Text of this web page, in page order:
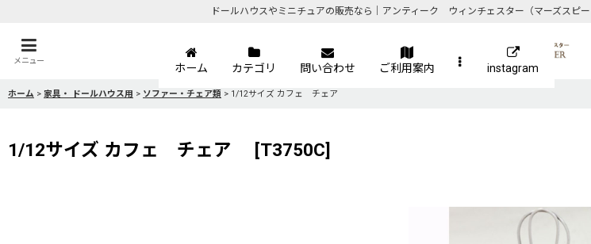
ドールハウスやミニチュアの販売なら｜アンティーク ウィンチェスター（マーズスピ
メニュー
ホーム カテゴリ 問い合わせ ご利用案内 instagram
ホーム > 家具・ ドールハウス用 > ソファー・チェア類 > 1/12サイズ カフェ チェア
1/12サイズ カフェ チェア [T3750C]